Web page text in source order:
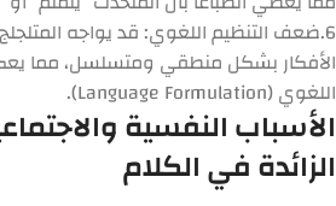
6. ضعف التنظيم اللغوي: قد يواجه
الأفكار بشكل منطقي ومتسلسل، مما
اللغوي (Language Formulation).
الأسباب النفسية
الزائدة في الكلام